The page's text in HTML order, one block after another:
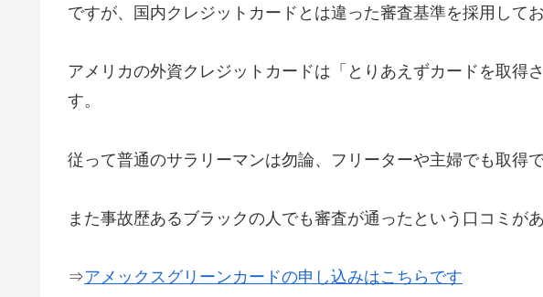
ですが、国内クレジットカードとは違った審査基準を採用してお
アメリカの外資クレジットカードは「とりあえずカードを取得
す。
従って普通のサラリーマンは勿論、フリーターや主婦でも取得で
また事故歴あるブラックの人でも審査が通ったという口コミがあ
⇒アメックスグリーンカードの申し込みはこちらです